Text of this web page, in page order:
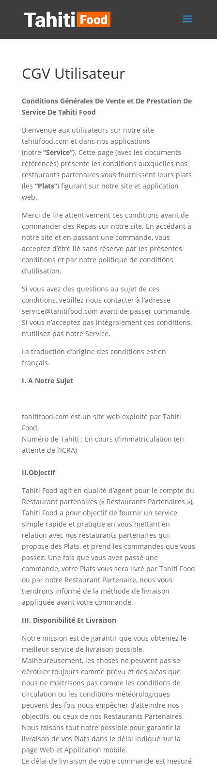
CGV Utilisateur
Conditions Générales De Vente et De Prestation De
Service De Tahiti Food
Bienvenue aux utilisateurs sur notre site
tahitifood.com et dans nos applications
(notre “Service”). Cette page (avec les documents
référencés) présente les conditions auxquelles nos
restaurants partenaires vous fournissent leurs plats
(les “Plats”) figurant sur notre site et application
web.
Merci de lire attentivement ces conditions avant de
commander des Repas sur notre site. En accédant à
notre site et en passant une commande, vous
acceptez d’être lié sans réserve par les présentes
conditions et par notre politique de conditions
d’utilisation.
Si vous avez des questions au sujet de ces
conditions, veuillez nous contacter à l’adresse
service@tahitifood.com avant de passer commande.
Si vous n’acceptez pas intégralement ces conditions,
n’utilisez pas notre Service.
La traduction d’origine des conditions est en
français.
I. A Notre Sujet
tahitifood.com est un site web exploité par Tahiti
Food,
Numéro de Tahiti : En cours d’immatriculation (en
attente de l’ICRA)
II.Objectif
Tahiti Food agit en qualité d’agent pour le compte du
Restaurant partenaires (« Restaurants Partenaires »),
Tahiti Food a pour objectif de fournir un service
simple rapide et pratique en vous mettant en
relation avec nos restaurants partenaires qui
propose des Plats, et prend les commandes que vous
passez. Une fois que vous avez passé une
commande, votre Plats vous sera livré par Tahiti Food
ou par notre Restaurant Partenaire, nous vous
tiendrons informé de la méthode de livraison
appliquée avant votre commande.
III. Disponibilité Et Livraison
Notre mission est de garantir que vous obteniez le
meilleur service de livraison possible.
Malheureusement, les choses ne peuvent pas se
dérouler toujours comme prévu et des aléas que
nous ne maitrisons pas comme les conditions de
circulation ou les conditions météorologiques
peuvent des fois nous empêcher d’atteindre nos
objectifs, ou ceux de nos Restaurants Partenaires.
Nous faisons tout notre possible pour garantir la
livraison de vos Plats dans le délai indiqué sur la
page Web et Application mobile.
Le délai de livraison de votre commande est mesuré